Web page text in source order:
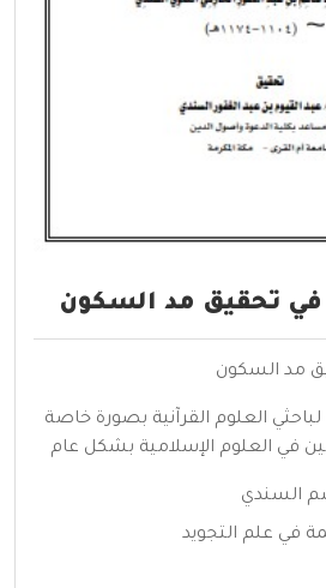
في تحقيق مد السكون
مد السكون
العلوم القرآنية بصورة خاصة
في العلوم الإسلامية بشكل عام
السندي
في علم التجويد